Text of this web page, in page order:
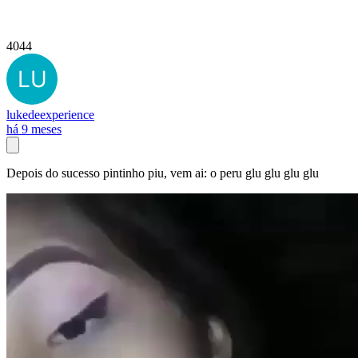
4044
lukedeexperience
há 9 meses
Depois do sucesso pintinho piu, vem ai: o peru glu glu glu glu